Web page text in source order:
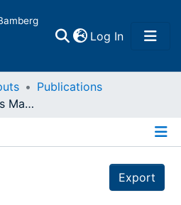
Log In(current)
Publications
Politikvermittlung als Managementproblem
Export